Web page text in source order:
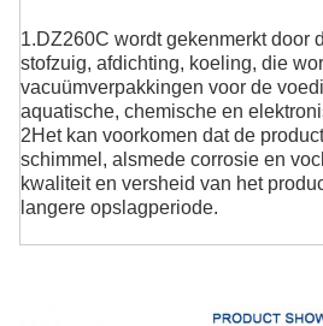
1.DZ260C wordt gekenmerkt door
stofzuig, afdichting, koeling, die
vacuümverpakkingen voor de
aquatische, chemische en
2Het kan voorkomen dat de
schimmel, alsmede corrosie en
kwaliteit en versheid van het
langere opslagperiode.